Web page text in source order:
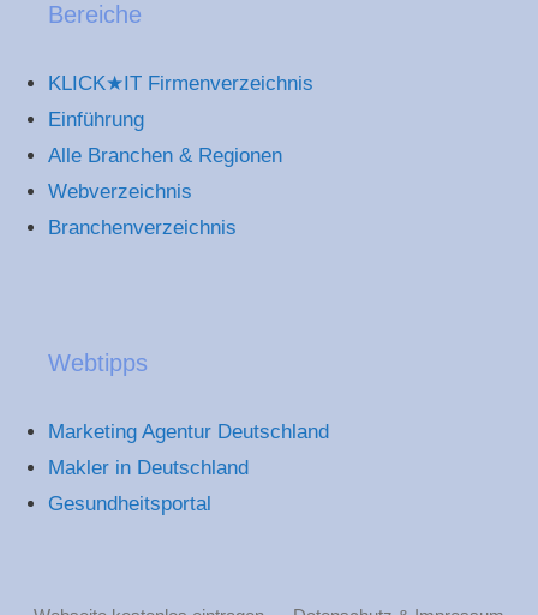
Bereiche
KLICK★IT Firmenverzeichnis
Einführung
Alle Branchen & Regionen
Webverzeichnis
Branchenverzeichnis
Webtipps
Marketing Agentur Deutschland
Makler in Deutschland
Gesundheitsportal